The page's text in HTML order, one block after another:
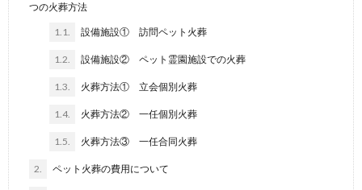
つの火葬方法
1.1. 設備施設① 訪問ペット火葬
1.2. 設備施設② ペット霊園施設での火葬
1.3. 火葬方法① 立会個別火葬
1.4. 火葬方法② 一任個別火葬
1.5. 火葬方法③ 一任合同火葬
2. ペット火葬の費用について